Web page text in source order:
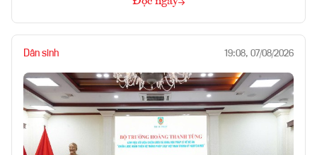
Dân sinh 19:08, 07/08/2026